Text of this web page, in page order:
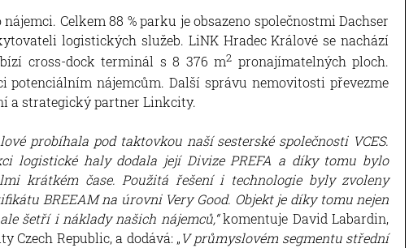
Celkem 88 % parku je obsazeno společnostmi Dachser
logistických služeb. LiNK Hradec Králové se nachází
cross-dock terminál s 8 376 m2 pronajímatelných ploch.
potenciálním nájemcům. Další správu nemovitosti převezme
a strategický partner Linkcity.
probíhala pod taktovkou naší sesterské společnosti VCES.
logistické haly dodala její Divize PREFA a díky tomu bylo
krátkém čase. Použitá řešení i technologie byly zvoleny
BREEAM na úrovni Very Good. Objekt je díky tomu nejen
šetří i náklady našich nájemců,“komentuje David Labardin,
Republic, a dodává: „V průmyslovém segmentu střední